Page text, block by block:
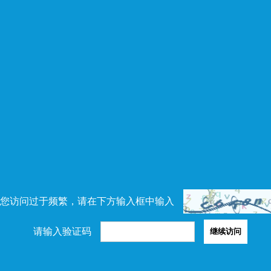
访问过于频繁，请在下方输入框中输入
请输入验证码 继续访问